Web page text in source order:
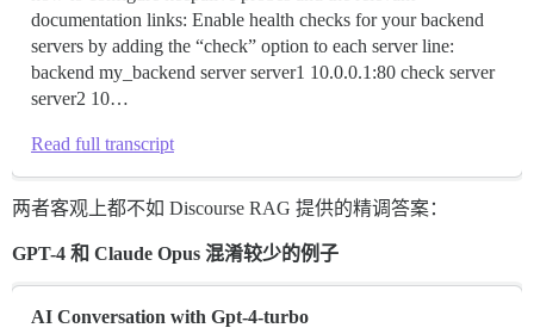
documentation links: Enable health checks for your backend
servers by adding the “check” option to each server line:
backend my_backend server server1 10.0.0.1:80 check server
server2 10…
Read full transcript
两者客观上都不如 Discourse RAG 提供的精调答案：
GPT-4 和 Claude Opus 混淆较少的例子
AI Conversation with Gpt-4-turbo